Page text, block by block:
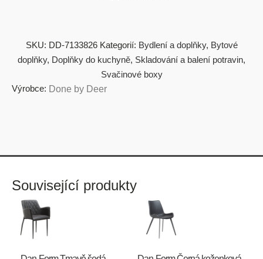
SKU: DD-7133826 Kategorií: Bydlení a doplňky, Bytové
doplňky, Doplňky do kuchyně, Skladování a balení potravin,
Svačinové boxy
Výrobce: Done by Deer
Související produkty